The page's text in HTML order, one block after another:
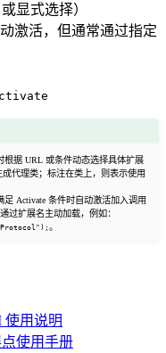
显式选择）
激活，但通常通过指定
根据 URL 或条件动态选择具体扩展
代理类；标注在类上，则表示使用
足 Activate 条件时自动激活加入调用
过扩展名主动加载，例如：
。
使用说明
使用手册